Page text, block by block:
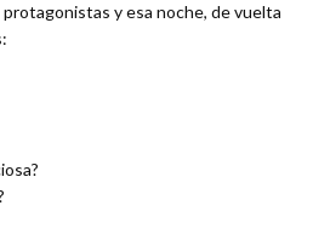
y esa noche, de vuelta